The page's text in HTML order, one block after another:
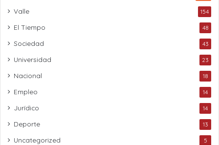
Valle 154
El Tiempo 48
Sociedad 43
Universidad 23
Nacional 18
Empleo 14
Jurídico 14
Deporte 13
Uncategorized 5